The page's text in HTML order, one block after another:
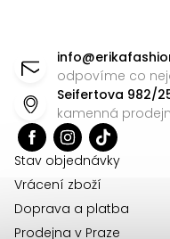
info@
odpovíme co
Seifertova 982/
kamenná
Stav objednávky
Vrácení zboží
Doprava a platba
Prodejna v Praze